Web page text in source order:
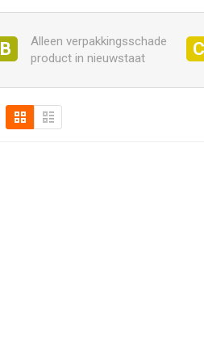
B
Alleen verpakkingsschade
product in nieuwstaat